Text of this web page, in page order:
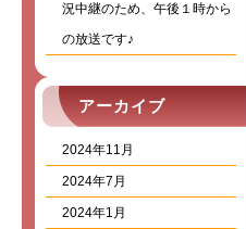
況中継のため、午後１時から
の放送です♪
アーカイブ
2024年11月
2024年7月
2024年1月